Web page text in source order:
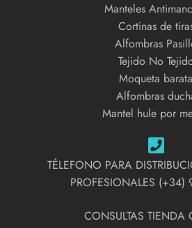
Manteles
Cortinas de
Alfombras
Tejido No
Moqueta barata
Alfombras
Mantel hule por
TÉLEFONO PARA
PROFESIONALES (+34)
CONSULTAS TIENDA